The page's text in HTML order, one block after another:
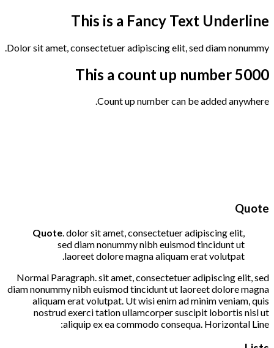
This is a Fancy Text Underline
Dolor sit amet, consectetuer adipiscing elit, sed diam nonummy.
This a count up number5000
Count up number can be added anywhere.
Quote
Quote. dolor sit amet, consectetuer adipiscing elit,
sed diam nonummy nibh euismod tincidunt ut
laoreet dolore magna aliquam erat volutpat.
Normal Paragraph. sit amet, consectetuer adipiscing elit, sed
diam nonummy nibh euismod tincidunt ut laoreet dolore magna
aliquam erat volutpat. Ut wisi enim ad minim veniam, quis
nostrud exerci tation ullamcorper suscipit lobortis nisl ut
aliquip ex ea commodo consequa. Horizontal Line: